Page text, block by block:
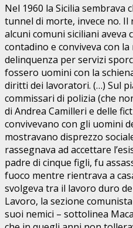
Nel 1960 la Sicilia sembrava
tunnel di morte, invece no. Il
alcuni comuni siciliani
contadino e conviveva con la
delinquenza per servizi
fossero uomini con la
diritti dei lavoratori. (…) Sul
commissari di polizia (che
di Andrea Camilleri e delle
convivevano con gli uomini
mostravano disprezzo
rassegnava ad accettare
padre di cinque figli, fu
fuoco mentre rientrava a
svolgeva tra il lavoro duro
Lavoro, la sezione
suoi nemici – sottolinea